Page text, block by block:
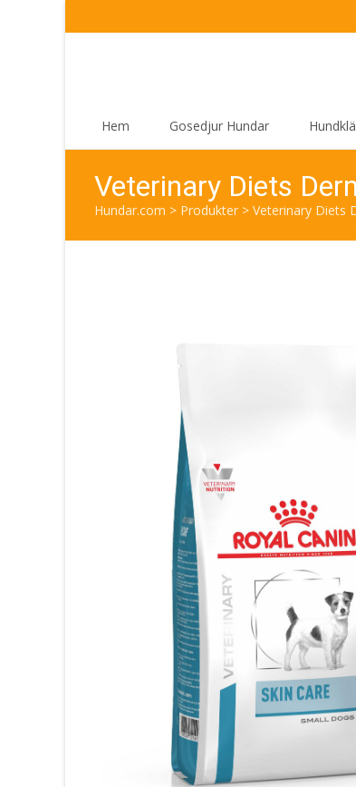
Hem Gosedjur Hundar
Veterinary Diets
Hundar.com > Produkter > Veterinary Diets